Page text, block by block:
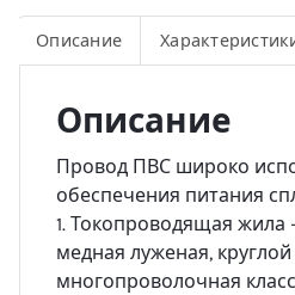
Описание
Описание
Провод ПВС широко
обеспечения питания
1. Токопроводящая жила
медная луженая,
многопроволочная